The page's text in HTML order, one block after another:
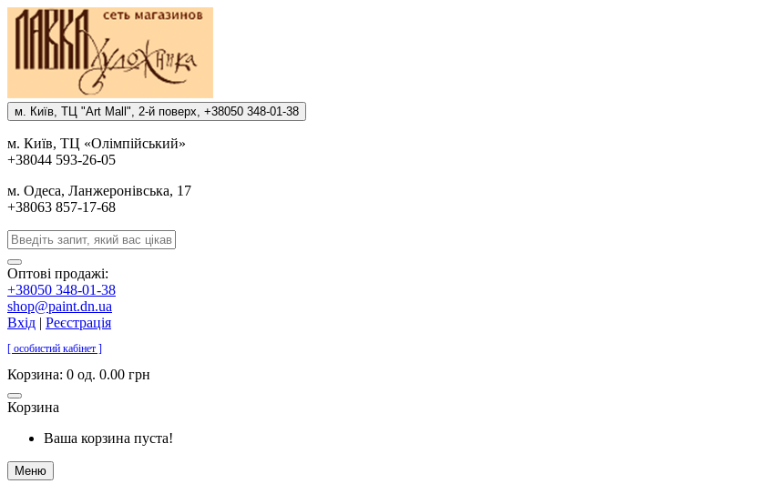
м. Киïв, ТЦ "Art Mall", 2-й поверх, +38050 348-01-38
м. Киïв, ТЦ «Олiмпiйський»
+38044 593-26-05
м. Одеса, Ланжеронiвська, 17
+38063 857-17-68
Оптові продажі:
+38050 348-01-38
shop@paint.dn.ua
Вхід | Реєстрація
[ особистий кабінет ]
Корзина: 0 од. 0.00 грн
Корзина
Ваша корзина пуста!
Меню